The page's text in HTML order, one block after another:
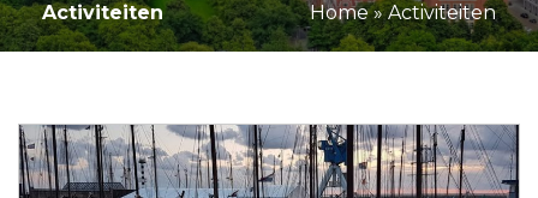
Activiteiten Home»Activiteiten